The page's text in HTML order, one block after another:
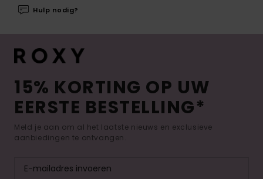
Hulp nodig?
15% KORTING OP UW
EERSTE BESTELLING*
Meld je aan om al het laatste nieuws en exclusieve
aanbiedingen te ontvangen.